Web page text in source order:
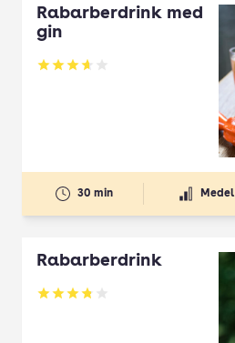
Rabarberdrink med
gin
Betyg: 3.65 av 5
30 min Medel
Rabarberdrink
Betyg: 3.78 av 5